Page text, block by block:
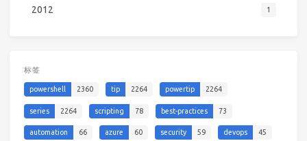
2012 1
标签
powershell 2360 tip 2264 powertip 2264
series 2264 scripting 78 best-practices 73
automation 66 azure 60 security 59 devops 45